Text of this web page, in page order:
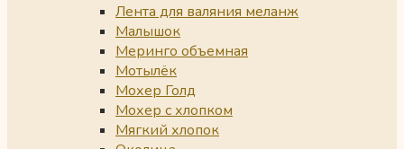
Лента для валяния меланж
Малышок
Меринго объемная
Мотылёк
Мохер Голд
Мохер с хлопком
Мягкий хлопок